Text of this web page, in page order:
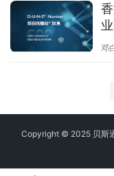
邓
Copyright © 2025 贝斯